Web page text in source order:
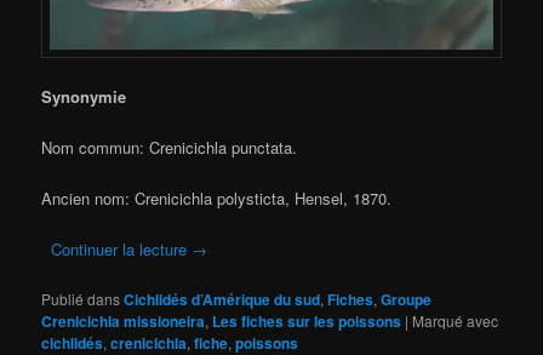
Synonymie
Nom commun: Crenicichla punctata.
Ancien nom: Crenicichla polysticta, Hensel, 1870.
Continuer la lecture →
Publié dansCichlidés d’Amérique du sud,Fiches,Groupe
Crenicichla missioneira, Les fiches sur les poissons | Marqué avec
cichlidés,crenicichla,fiche,poissons